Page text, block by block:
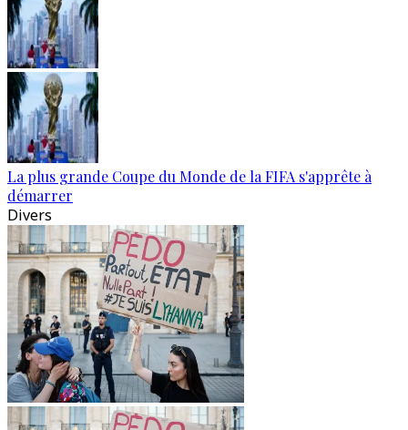
La plus grande Coupe du Monde de la FIFA s'apprête à
démarrer
Divers